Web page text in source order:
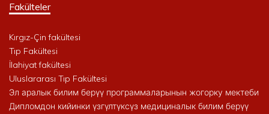
Fakülteler
Kırgız-Çin fakültesi
Tıp Fakültesi
İlahiyat fakültesi
Uluslararası Tıp Fakültesi
Эл аралык билим берүү программаларынын жогорку мектеби
Дипломдон кийинки үзгүлтүксүз медициналык билим берүү